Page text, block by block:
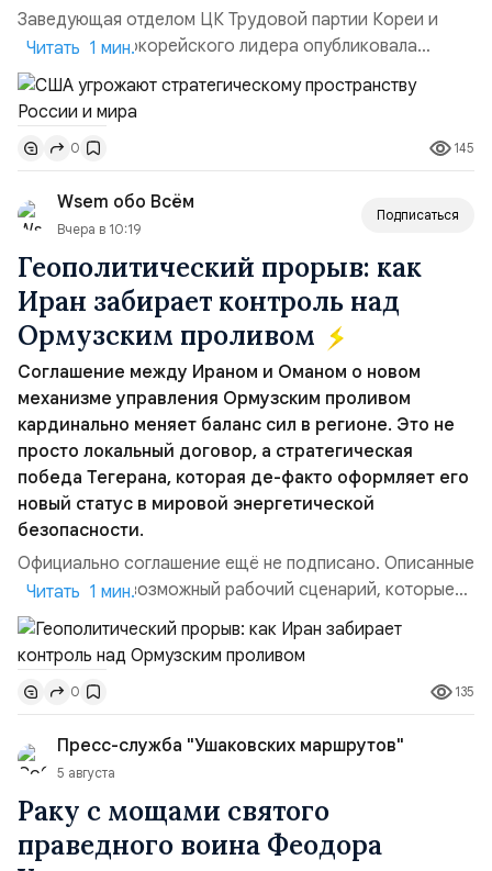
Заведующая отделом ЦК Трудовой партии Кореи и
сестра северокорейского лидера опубликовала
заявление для прессы в ответ на проведение Токио
совместных с флотом США запусков крылатых ракет
Томагавк.«Япония отбросила обманчивую видимость
„исключительно оборонительной страны“ и выносит
вопрос о собственном ядерном вооружении на
всеобщее обозрение, одновреме...
Читать 1 мин.
0 145
Wsem обо Всём
Вчера в 10:19
Подписаться
Геополитический прорыв: как
Иран забирает контроль над
Ормузским проливом
Соглашение между Ираном и Оманом о новом
механизме управления Ормузским проливом
кардинально меняет баланс сил в регионе. Это не
просто локальный договор, а стратегическая
победа Тегерана, которая де-факто оформляет его
новый статус в мировой энергетической
безопасности.
Официально соглашение ещё не подписано. Описанные
пункты — это возможный рабочий сценарий, которые
скорее всего будут реализованы.Разбираем ключевые
тезисы и последствия этого соглашения:. 1. Новые
доли контроля (75 на 25). Было: Ранее Иран и Оман
контролировали пролив на паритетных началах —
50/50. Стало: Новое соглашение закрепляет за
Ираном...
Читать 1 мин.
0 135
Пресс-служба "Ушаковских маршрутов"
5 августа
Раку с мощами святого
праведного воина Феодора